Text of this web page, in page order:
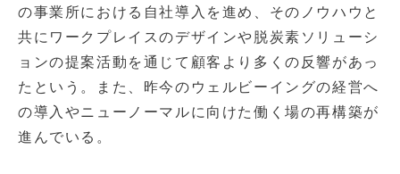
の事業所における自社導入を進め、そのノウハウと
共にワークプレイスのデザインや脱炭素ソリューシ
ョンの提案活動を通じて顧客より多くの反響があっ
たという。また、昨今のウェルビーイングの経営へ
の導入やニューノーマルに向けた働く場の再構築が
進んでいる。